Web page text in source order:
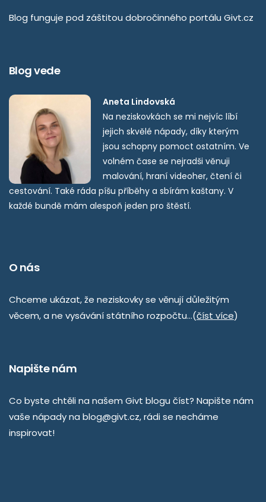
Blog funguje pod záštitou dobročinného portálu Givt.cz
Blog vede
Aneta Lindovská
Na neziskovkách se mi nejvíc líbí
jejich skvělé nápady, díky kterým
jsou schopny pomoct ostatním. Ve
volném čase se nejradši věnuji
malování, hraní videoher, čtení či
cestování. Také ráda píšu příběhy a sbírám kaštany. V
každé bundě mám alespoň jeden pro štěstí.
O nás
Chceme ukázat, že neziskovky se věnují důležitým
věcem, a ne vysávání státního rozpočtu…(číst více)
Napište nám
Co byste chtěli na našem Givt blogu číst? Napište nám
vaše nápady na blog@givt.cz, rádi se necháme
inspirovat!